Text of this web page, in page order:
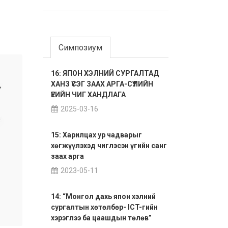
Симпозиум
16: ЯПОН ХЭЛНИЙ СУРГАЛТАД
ХАНЗ ҮСЭГ ЗААХ АРГА-СҮҮЛИЙН
ҮЕИЙН ЧИГ ХАНДЛАГА
2025-03-16
15: Харилцах ур чадварыг
хөгжүүлэхэд чиглэсэн үгийн санг
заах арга
2023-05-11
14: “Монгол дахь япон хэлний
сургалтын хөтөлбөр- ICT-гийн
хэрэглээ ба цаашдын төлөв”